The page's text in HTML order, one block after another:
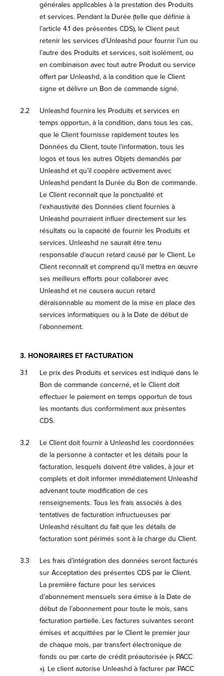
générales applicables à la prestation des Produits
et services. Pendant la Durée (telle que définie à
l’article 4.1 des présentes CDS), le Client peut
retenir les services d’Unleashd pour fournir l’un ou
l’autre des Produits et services, soit isolément, ou
en combinaison avec tout autre Produit ou service
offert par Unleashd, à la condition que le Client
signe et délivre un Bon de commande signé.
2.2
Unleashd fournira les Produits et services en
temps opportun, à la condition, dans tous les cas,
que le Client fournisse rapidement toutes les
Données du Client, toute l’information, tous les
logos et tous les autres Objets demandés par
Unleashd et qu’il coopère activement avec
Unleashd pendant la Durée du Bon de commande.
Le Client reconnaît que la ponctualité et
l'exhaustivité des Données client fournies à
Unleashd pourraient influer directement sur les
résultats ou la capacité de fournir les Produits et
services. Unleashd ne saurait être tenu
responsable d’aucun retard causé par le Client. Le
Client reconnaît et comprend qu’il mettra en œuvre
ses meilleurs efforts pour collaborer avec
Unleashd et ne causera aucun retard
déraisonnable au moment de la mise en place des
services informatiques ou à la Date de début de
l’abonnement.
3. HONORAIRES ET FACTURATION
3.1
Le prix des Produits et services est indiqué dans le
Bon de commande concerné, et le Client doit
effectuer le paiement en temps opportun de tous
les montants dus conformément aux présentes
CDS.
3.2
Le Client doit fournir à Unleashd les coordonnées
de la personne à contacter et les détails pour la
facturation, lesquels doivent être valides, à jour et
complets et doit informer immédiatement Unleashd
advenant toute modification de ces
renseignements. Tous les frais associés à des
tentatives de facturation infructueuses par
Unleashd résultant du fait que les détails de
facturation sont périmés sont à la charge du Client.
3.3
Les frais d’intégration des données seront facturés
sur Acceptation des présentes CDS par le Client.
La première facture pour les services
d’abonnement mensuels sera émise à la Date de
début de l’abonnement pour toute le mois, sans
facturation partielle. Les factures suivantes seront
émises et acquittées par le Client le premier jour
de chaque mois, par transfert électronique de
fonds ou par carte de crédit préautorisée (« PACC
»). Le client autorise Unleashd à facturer par PACC